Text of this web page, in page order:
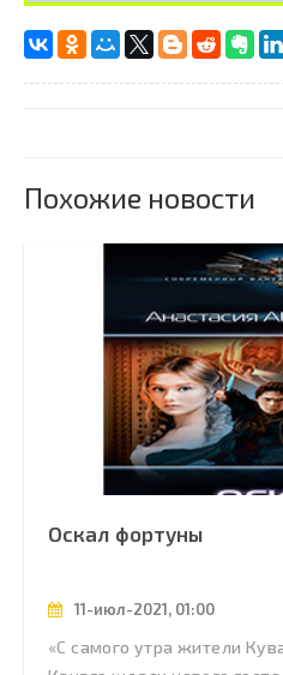
Похожие новости
Оскал фортуны
11-июл-2021, 01:00
«С самого утра жители